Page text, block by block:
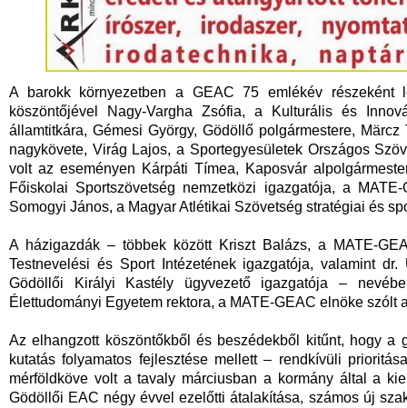
A barokk környezetben a GEAC 75 emlékév részeként
köszöntőjével Nagy-Vargha Zsófia, a Kulturális és
államtitkára, Gémesi György, Gödöllő polgármestere,
nagykövete, Virág Lajos, a Sportegyesületek Országos
volt az eseményen Kárpáti Tímea, Kaposvár
Főiskolai Sportszövetség nemzetközi igazgatója, a
Somogyi János, a Magyar Atlétikai Szövetség stratégiai és
A házigazdák – többek között Kriszt Balázs, a MATE-
Testnevelési és Sport Intézetének igazgatója, valamint
Gödöllői Királyi Kastély ügyvezető igazgatója –
Élettudományi Egyetem rektora, a MATE-GEAC elnöke szólt
Az elhangzott köszöntőkből és beszédekből kitűnt, hogy
kutatás folyamatos fejlesztése mellett – rendkívüli
mérföldköve volt a tavaly márciusban a kormány által a
Gödöllői EAC négy évvel ezelőtti átalakítása, számos új